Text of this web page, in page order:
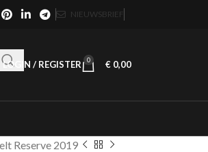
NIEUWSBRIEF
LOGIN / REGISTER 0 € 0,00
Reserve 2019